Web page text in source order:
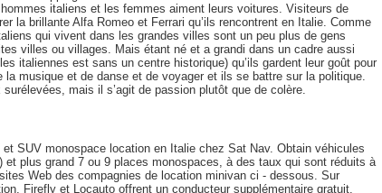
italiens et les femmes aiment leurs voitures. Visiteurs de
la brillante Alfa Romeo et Ferrari qu’ils rencontrent en Italie. Comme
qui vivent dans les grandes villes sont un peu plus de gens
villes ou villages. Mais étant né et a grandi dans un cadre aussi
italiennes est sans un centre historique) qu’ils gardent leur goût pour
la musique et de danse et de voyager et ils se battre sur la politique.
mais il s’agit de passion plutôt que de colère.
SUV monospace location en Italie chez Sat Nav. Obtain véhicules
plus grand 7 ou 9 places monospaces, à des taux qui sont réduits à
Web des compagnies de location minivan ci - dessous. Sur
Firefly et Locauto offrent un conducteur supplémentaire gratuit.